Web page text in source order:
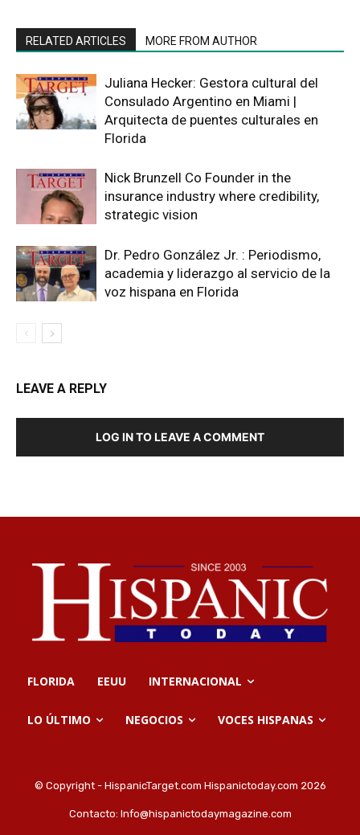
RELATED ARTICLES MORE FROM AUTHOR
Juliana Hecker: Gestora cultural del
Consulado Argentino en Miami |
Arquitecta de puentes culturales en
Florida
Nick Brunzell Co Founder in the
insurance industry where credibility,
strategic vision
Dr. Pedro González Jr. : Periodismo,
academia y liderazgo al servicio de la
voz hispana en Florida
LEAVE A REPLY
LOG IN TO LEAVE A COMMENT
FLORIDA EEUU INTERNACIONAL
LO ÚLTIMO NEGOCIOS VOCES HISPANAS
© Copyright - HispanicTarget.com Hispanictoday.com 2026
Contacto: Info@hispanictodaymagazine.com